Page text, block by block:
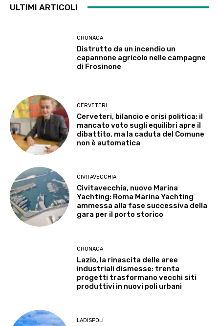
ULTIMI ARTICOLI
CRONACA
Distrutto da un incendio un
capannone agricolo nelle campagne
di Frosinone
CERVETERI
Cerveteri, bilancio e crisi politica: il
mancato voto sugli equilibri apre il
dibattito, ma la caduta del Comune
non è automatica
CIVITAVECCHIA
Civitavecchia, nuovo Marina
Yachting: Roma Marina Yachting
ammessa alla fase successiva della
gara per il porto storico
CRONACA
Lazio, la rinascita delle aree
industriali dismesse: trenta
progetti trasformano vecchi siti
produttivi in nuovi poli urbani
LADISPOLI